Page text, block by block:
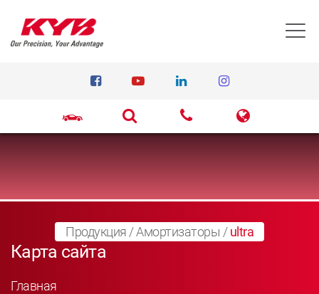
Продукция /Амортизаторы /ultra
Карта сайта
Главная